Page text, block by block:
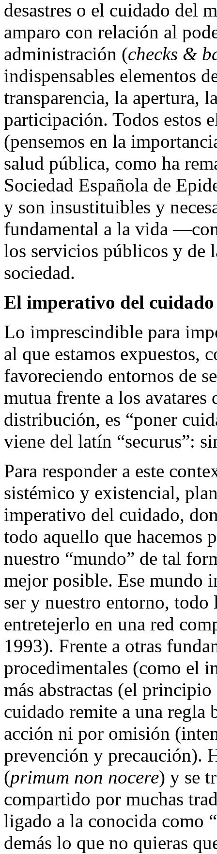
desastres o el cuidado del
amparo con relación al
administración (checks &
indispensables elementos
transparencia, la apertura,
participación. Todos estos
(pensemos en la
salud pública, como ha
Sociedad Española de
y son insustituibles y
fundamental a la vida
los servicios públicos y de
sociedad.
El imperativo del cuidado
Lo imprescindible para
al que estamos expuestos,
favoreciendo entornos de
mutua frente a los
distribución, es “poner
viene del latín “securus”:
Para responder a este
sistémico y existencial,
imperativo del cuidado,
todo aquello que hacemos
nuestro “mundo” de tal
mejor posible. Ese mundo
ser y nuestro entorno,
entretejerlo en una red
1993). Frente a otras
procedimentales (como el
más abstractas (el
cuidado remite a una regla
acción ni por omisión
prevención y precaución).
(primum non nocere) y se
compartido por muchas
ligado a la conocida como
demás lo que no quieras